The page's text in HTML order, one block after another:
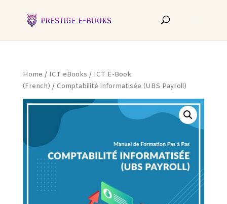
Home / ICT eBooks / ICT E-Book
(French) / Comptabilité informatisée (UBS Payroll)